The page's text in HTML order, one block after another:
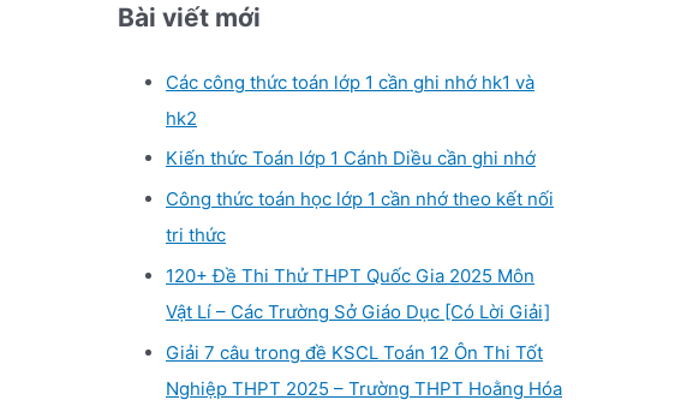
Bài viết mới
Các công thức toán lớp 1 cần ghi nhớ hk1 và
hk2
Kiến thức Toán lớp 1 Cánh Diều cần ghi nhớ
Công thức toán học lớp 1 cần nhớ theo kết nối
tri thức
120+ Đề Thi Thử THPT Quốc Gia 2025 Môn
Vật Lí – Các Trường Sở Giáo Dục [Có Lời Giải]
Giải 7 câu trong đề KSCL Toán 12 Ôn Thi Tốt
Nghiệp THPT 2025 – Trường THPT Hoằng Hóa